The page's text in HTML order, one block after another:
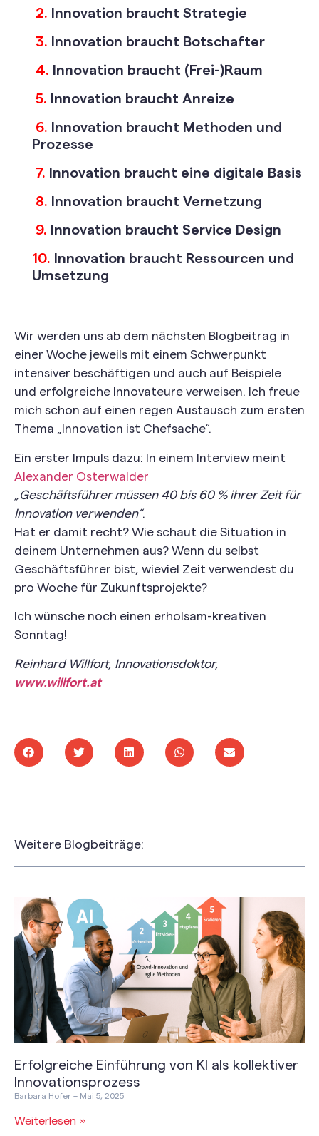
2. Innovation braucht Strategie
3. Innovation braucht Botschafter
4. Innovation braucht (Frei-)Raum
5. Innovation braucht Anreize
6. Innovation braucht Methoden und
Prozesse
7. Innovation braucht eine digitale Basis
8. Innovation braucht Vernetzung
9. Innovation braucht Service Design
10. Innovation braucht Ressourcen und
Umsetzung
Wir werden uns ab dem nächsten Blogbeitrag in
einer Woche jeweils mit einem Schwerpunkt
intensiver beschäftigen und auch auf Beispiele
und erfolgreiche Innovateure verweisen. Ich freue
mich schon auf einen regen Austausch zum ersten
Thema „Innovation ist Chefsache“.
Ein erster Impuls dazu: In einem Interview meint
Alexander Osterwalder
„Geschäftsführer müssen 40 bis 60 % ihrer Zeit für
Innovation verwenden“.
Hat er damit recht? Wie schaut die Situation in
deinem Unternehmen aus? Wenn du selbst
Geschäftsführer bist, wieviel Zeit verwendest du
pro Woche für Zukunftsprojekte?
Ich wünsche noch einen erholsam-kreativen
Sonntag!
Reinhard Willfort, Innovationsdoktor,
www.willfort.at
Weitere Blogbeiträge:
Erfolgreiche Einführung von KI als kollektiver
Innovationsprozess
Barbara Hofer Mai 5, 2025
Weiterlesen »